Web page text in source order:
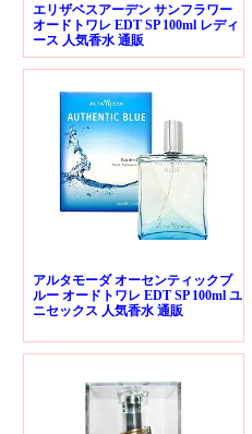
エリザベスアーデン サンフラワー
オードトワレ EDT SP 100ml レディ
ース 人気香水 通販
アルタモーダ オーセンティックブ
ルー オードトワレ EDT SP 100ml ユ
ニセックス 人気香水 通販